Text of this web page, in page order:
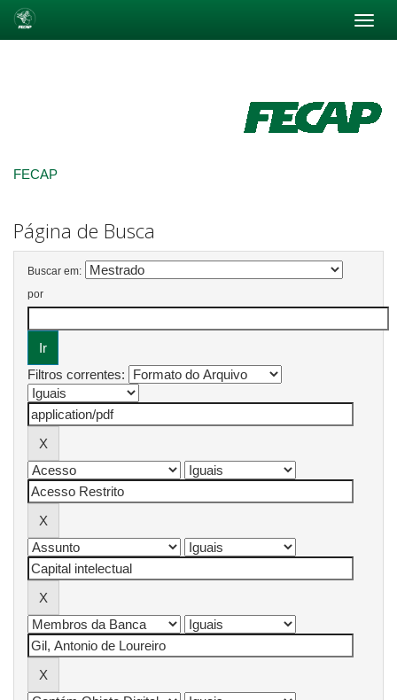
FECAP
Página de Busca
Buscar em:
por
Filtros correntes: